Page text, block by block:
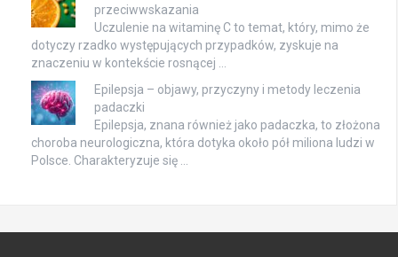
przeciwwskazania
Uczulenie na witaminę C to temat, który, mimo że
dotyczy rzadko występujących przypadków, zyskuje na
znaczeniu w kontekście rosnącej …
Epilepsja – objawy, przyczyny i metody leczenia
padaczki
Epilepsja, znana również jako padaczka, to złożona
choroba neurologiczna, która dotyka około pół miliona ludzi w
Polsce. Charakteryzuje się …